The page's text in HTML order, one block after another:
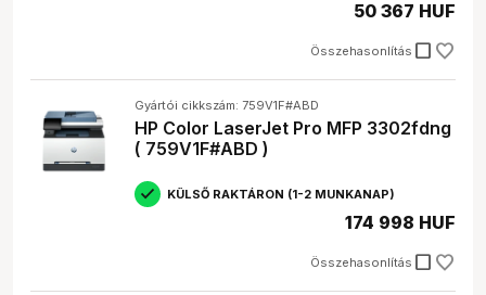
Összehasonlítás check_box_outline_blank
50 367 HUF
Gyártói cikkszám: 759V1F#ABD
HP Color LaserJet Pro MFP 3302fdng
( 759V1F#ABD )
KÜLSŐ RAKTÁRON (1-2 MUNKANAP)
Összehasonlítás check_box_outline_blank
174 998 HUF